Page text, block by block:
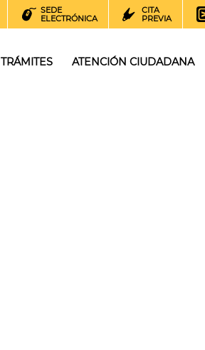
SEDE
ELECTRÓNICA
CITA
PREVIA
TRÁMITES ATENCIÓN CIUDADANA